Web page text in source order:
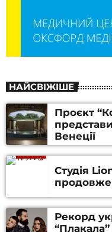
НАЙСВІЖІШЕ
Проєкт
Венеції
Студія
Рекорд